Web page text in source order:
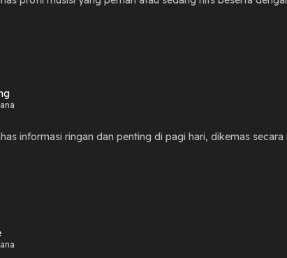
informasi ringan dan penting di pagi hari, dikemas